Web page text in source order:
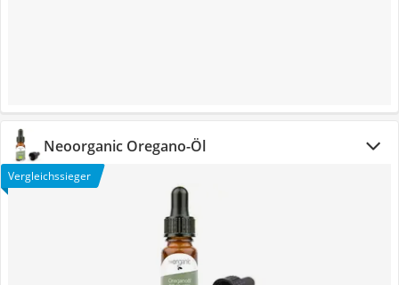
Neoorganic Oregano-Öl
Vergleichssieger